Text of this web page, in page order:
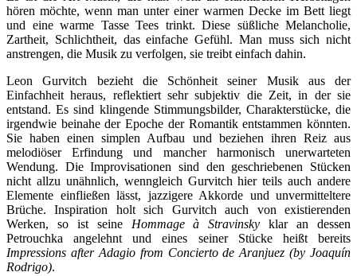
hören möchte, wenn man unter einer warmen Decke im Bett liegt
und eine warme Tasse Tees trinkt. Diese süßliche Melancholie,
Zartheit, Schlichtheit, das einfache Gefühl. Man muss sich nicht
anstrengen, die Musik zu verfolgen, sie treibt einfach dahin.
Leon Gurvitch bezieht die Schönheit seiner Musik aus der
Einfachheit heraus, reflektiert sehr subjektiv die Zeit, in der sie
entstand. Es sind klingende Stimmungsbilder, Charakterstücke, die
irgendwie beinahe der Epoche der Romantik entstammen könnten.
Sie haben einen simplen Aufbau und beziehen ihren Reiz aus
melodiöser Erfindung und mancher harmonisch unerwarteten
Wendung. Die Improvisationen sind den geschriebenen Stücken
nicht allzu unähnlich, wenngleich Gurvitch hier teils auch andere
Elemente einfließen lässt, jazzigere Akkorde und unvermitteltere
Brüche. Inspiration holt sich Gurvitch auch von existierenden
Werken, so ist seine Hommage à Stravinsky klar an dessen
Petrouchka angelehnt und eines seiner Stücke heißt bereits
Impressions after Adagio from Concierto de Aranjuez (by Joaquín
Rodrigo).